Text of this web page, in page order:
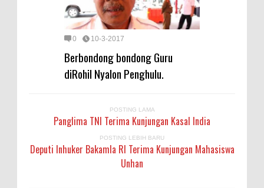
0 10-3-2017
Berbondong bondong Guru
diRohil Nyalon Penghulu.
POSTING LAMA
Panglima TNI Terima Kunjungan Kasal India
POSTING LEBIH BARU
Deputi Inhuker Bakamla RI Terima Kunjungan Mahasiswa
Unhan